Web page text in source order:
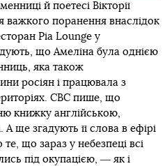
й поетесі Вікторії
важкого поранення внаслідок
Ріа Lounge у
що Амеліна була однією
яка також
росіян і працювала з
СBC пише, що
книжку англійською,
ще згадують її слова в ефірі
те, що зараз у небезпеці всі
під окупацією, ― як і